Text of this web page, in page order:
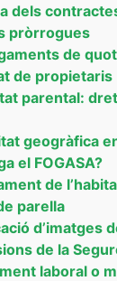
dels
pròrrogues
de
de propietaris
parental:
geogràfica
el FOGASA?
de
parella
d’imatges
de la
laboral o